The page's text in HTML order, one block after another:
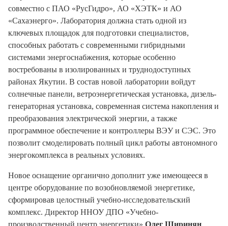
совместно с ПАО «РусГидро», АО «ХЭТК» и АО
«Сахаэнерго». Лаборатория должна стать одной из
ключевых площадок для подготовки специалистов,
способных работать с современными гибридными
системами энергоснабжения, которые особенно
востребованы в изолированных и труднодоступных
районах Якутии. В состав новой лаборатории войдут
солнечные панели, ветроэнергетическая установка, дизель-
генераторная установка, современная система накопления и
преобразования электрической энергии, а также
программное обеспечение и контроллеры ВЭУ и СЭС. Это
позволит смоделировать полный цикл работы автономного
энергокомплекса в реальных условиях.
Новое оснащение органично дополнит уже имеющееся в
центре оборудование по возобновляемой энергетике,
сформировав целостный учебно-исследовательский
комплекс. Директор ННОУ ДПО «Учебно-
производственный центр энергетики» Олег Ширинян